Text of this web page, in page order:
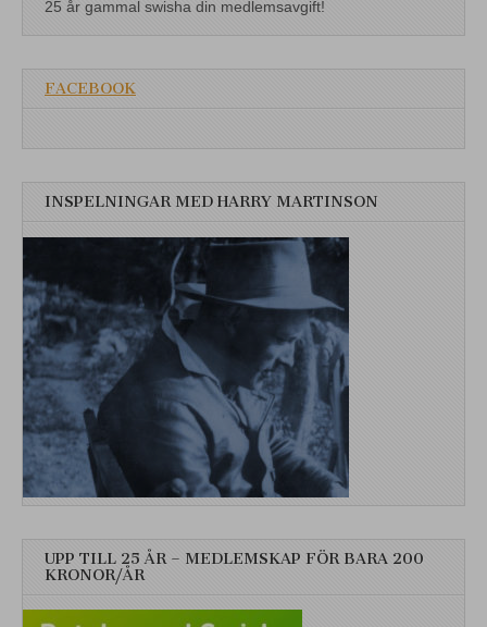
25 år gammal swisha din medlemsavgift!
FACEBOOK
INSPELNINGAR MED HARRY MARTINSON
UPP TILL 25 ÅR – MEDLEMSKAP FÖR BARA 200
KRONOR/ÅR